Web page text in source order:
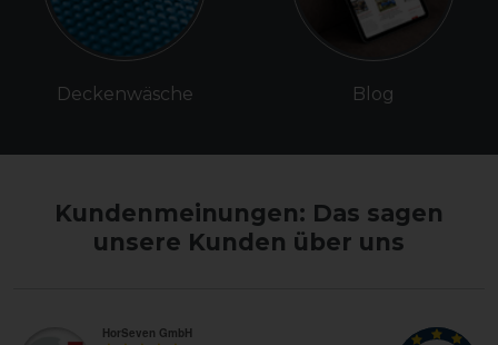
Deckenwäsche Blog
Kundenmeinungen: Das sagen
unsere Kunden über uns